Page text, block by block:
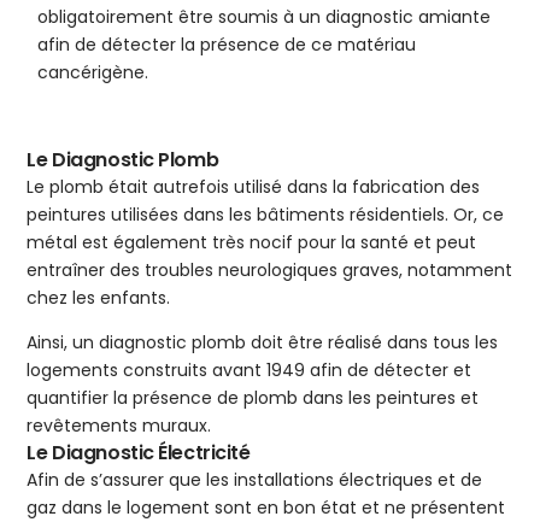
obligatoirement être soumis à un diagnostic amiante
afin de détecter la présence de ce matériau
cancérigène.
Le Diagnostic Plomb
Le plomb était autrefois utilisé dans la fabrication des
peintures utilisées dans les bâtiments résidentiels. Or, ce
métal est également très nocif pour la santé et peut
entraîner des troubles neurologiques graves, notamment
chez les enfants.
Ainsi, un diagnostic plomb doit être réalisé dans tous les
logements construits avant 1949 afin de détecter et
quantifier la présence de plomb dans les peintures et
revêtements muraux.
Le Diagnostic Électricité
Afin de s’assurer que les installations électriques et de
gaz dans le logement sont en bon état et ne présentent